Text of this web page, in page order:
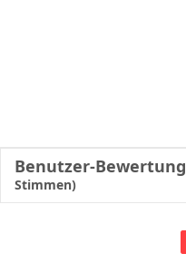
Benutzer-Bewertung
Stimmen)